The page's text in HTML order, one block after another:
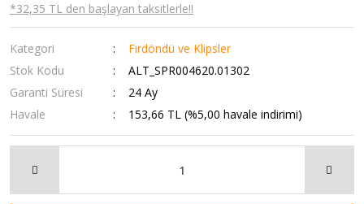
*32,35 TL den başlayan taksitlerle!!
Kategori
Fırdöndü ve Klipsler
Stok Kodu
ALT_SPR004620.01302
Garanti Süresi
24 Ay
Havale
153,66 TL (%5,00 havale indirimi)